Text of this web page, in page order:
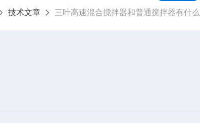
技术文章 三叶高速混合搅拌器和普通搅拌器有什